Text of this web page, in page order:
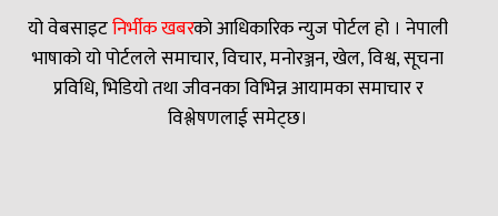
यो वेबसाइटनिर्भीक खबरकाे आधिकारिक न्युज पोर्टल हो । नेपाली
भाषाको यो पोर्टलले समाचार, विचार, मनोरञ्जन, खेल, विश्व, सूचना
प्रविधि, भिडियो तथा जीवनका विभिन्न आयामका समाचार र
विश्लेषणलाई समेट्छ।